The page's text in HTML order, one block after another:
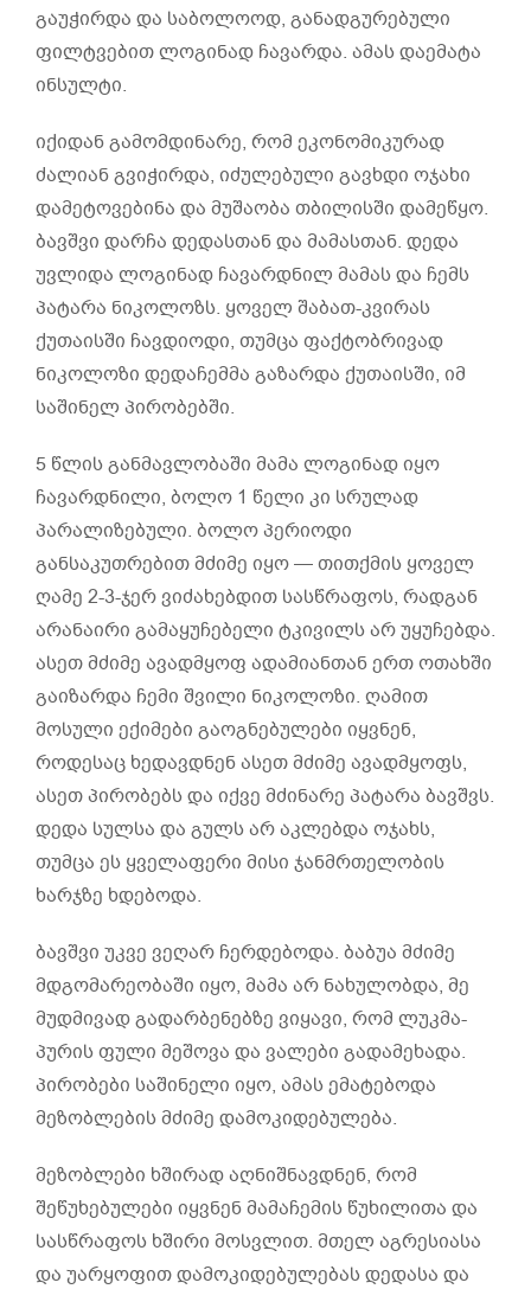
გაუჭირდა და საბოლოოდ, განადგურებული
ფილტვებით ლოგინად ჩავარდა. ამას დაემატა
ინსულტი.
იქიდან გამომდინარე, რომ ეკონომიკურად
ძალიან გვიჭირდა, იძულებული გავხდი ოჯახი
დამეტოვებინა და მუშაობა თბილისში დამეწყო.
ბავშვი დარჩა დედასთან და მამასთან. დედა
უვლიდა ლოგინად ჩავარდნილ მამას და ჩემს
პატარა ნიკოლოზს. ყოველ შაბათ-კვირას
ქუთაისში ჩავდიოდი, თუმცა ფაქტობრივად
ნიკოლოზი დედაჩემმა გაზარდა ქუთაისში, იმ
საშინელ პირობებში.
5 წლის განმავლობაში მამა ლოგინად იყო
ჩავარდნილი, ბოლო 1 წელი კი სრულად
პარალიზებული. ბოლო პერიოდი
განსაკუთრებით მძიმე იყო — თითქმის ყოველ
ღამე 2-3-ჯერ ვიძახებდით სასწრაფოს, რადგან
არანაირი გამაყუჩებელი ტკივილს არ უყუჩებდა.
ასეთ მძიმე ავადმყოფ ადამიანთან ერთ ოთახში
გაიზარდა ჩემი შვილი ნიკოლოზი. ღამით
მოსული ექიმები გაოგნებულები იყვნენ,
როდესაც ხედავდნენ ასეთ მძიმე ავადმყოფს,
ასეთ პირობებს და იქვე მძინარე პატარა ბავშვს.
დედა სულსა და გულს არ აკლებდა ოჯახს,
თუმცა ეს ყველაფერი მისი ჯანმრთელობის
ხარჯზე ხდებოდა.
ბავშვი უკვე ვეღარ ჩერდებოდა. ბაბუა მძიმე
მდგომარეობაში იყო, მამა არ ნახულობდა, მე
მუდმივად გადარბენებზე ვიყავი, რომ ლუკმა-
პურის ფული მეშოვა და ვალები გადამეხადა.
პირობები საშინელი იყო, ამას ემატებოდა
მეზობლების მძიმე დამოკიდებულება.
მეზობლები ხშირად აღნიშნავდნენ, რომ
შეწუხებულები იყვნენ მამაჩემის წუხილითა და
სასწრაფოს ხშირი მოსვლით. მთელ აგრესიასა
და უარყოფით დამოკიდებულებას დედასა და